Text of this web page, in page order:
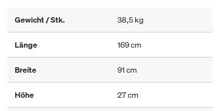
Gewicht / Stk. 38,5 kg
Länge 169 cm
Breite 91 cm
Höhe 27 cm